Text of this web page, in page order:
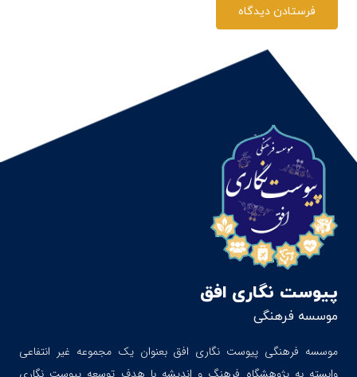
فرستادن دیدگاه
پیوست نگاری افق
موسسه فرهنگی
موسسه فرهنگی پیوست نگاری افق بعنوان یک مجموعه غیر انتفاعی
وابسته به پژوهشگاه فرهنگ و اندیشه با هدف توسعه پیوست نگاری